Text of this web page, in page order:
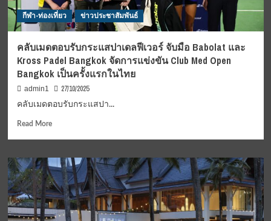
รักษา
และ
ค่า
ครั้ง
ที่
8
กีฬา-ท่องเที่ยว ข่าวประชาสัมพันธ์
คลับเมดตอบรับกระแสปาเดลฟีเวอร์ จับมือ Babolat และ
Kross Padel Bangkok จัดการแข่งขัน Club Med Open
Bangkok เป็นครั้งแรกในไทย
admin1 27/10/2025
คลับเมดตอบรับกระแสปา...
Read MoreRead
คลับ
เมด
ตอบ
รับ
กระ
แส